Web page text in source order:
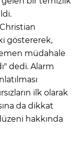
göstererek,
müdahale
dedi. Alarm
ilk olarak
da dikkat
hakkında